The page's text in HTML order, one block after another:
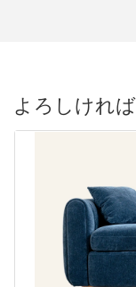
よろしければ